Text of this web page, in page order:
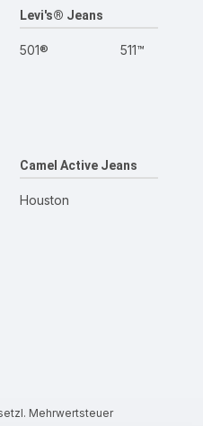
Levi's® Jeans
501® 511™
Camel Active Jeans
Houston
Mehrwertsteuer